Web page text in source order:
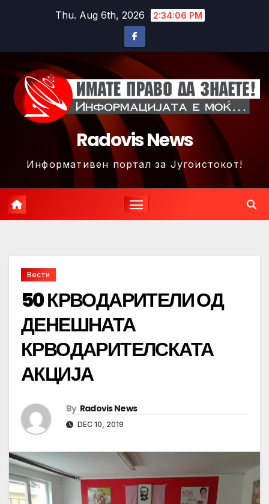
Thu. Aug 6th, 2026 2:34:08 PM
Radovis News
Информативен портал за Југоистокот!
Вести
50 КРВОДАРИТЕЛИ ОД
ДЕНЕШНАТА
КРВОДАРИТЕЛСКАТА
АКЦИЈА
By Radovis News
DEC 10, 2019